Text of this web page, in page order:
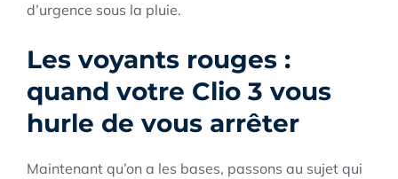
d’urgence sous la pluie.
Les voyants rouges :
quand votre Clio 3 vous
hurle de vous arrêter
Maintenant qu’on a les bases, passons au sujet qui